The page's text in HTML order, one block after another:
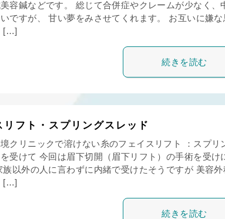
容鍼などです。 総じて合併症やクレームが少なく、
ですが、 甘い夢をみさせてくれます。 お互いに嫌な
[…]
続きを読む
リフト・スプリングスレッド
クリニックで溶けない糸のフェイスリフト ：スプリ
受けて 今回は眉下切開（眉下リフト）の手術を受け
族以外の人に言わずに内緒で受けたそうですが 美容外
[…]
続きを読む